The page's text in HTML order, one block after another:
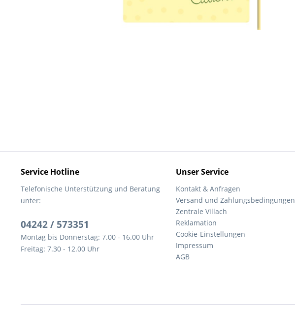
Service Hotline
Telefonische Unterstützung und Beratung
unter:
04242 / 573351
Montag bis Donnerstag: 7.00 - 16.00 Uhr
Freitag: 7.30 - 12.00 Uhr
Unser Service
Kontakt & Anfragen
Versand und Zahlungsbedingungen
Zentrale Villach
Reklamation
Cookie-Einstellungen
Impressum
AGB